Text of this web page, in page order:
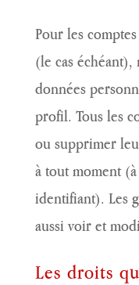
Pour les
(le cas échéant),
données
profil. Tous les
ou supprimer
à tout moment
identifiant). Les
aussi voir et
Les droits